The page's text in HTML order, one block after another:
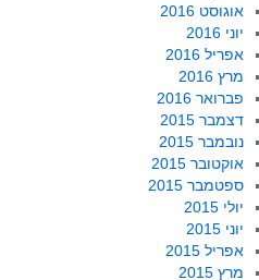
אוגוסט 2016
יוני 2016
אפריל 2016
מרץ 2016
פברואר 2016
דצמבר 2015
נובמבר 2015
אוקטובר 2015
ספטמבר 2015
יולי 2015
יוני 2015
אפריל 2015
מרץ 2015